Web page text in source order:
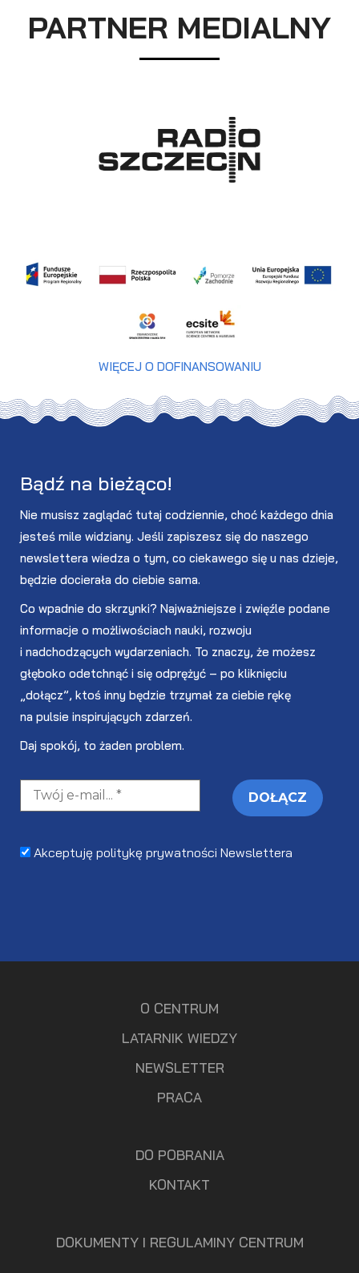
PARTNER MEDIALNY
WIĘCEJ O DOFINANSOWANIU
Bądź na bieżąco!
Nie musisz zaglądać tutaj codziennie, choć każdego dnia
jesteś mile widziany. Jeśli zapiszesz się do naszego
newslettera wiedza o tym, co ciekawego się u nas dzieje,
będzie docierała do ciebie sama.
Co wpadnie do skrzynki? Najważniejsze i zwięźle podane
informacje o możliwościach nauki, rozwoju
i nadchodzących wydarzeniach. To znaczy, że możesz
głęboko odetchnąć i się odprężyć – po kliknięciu
„dołącz”, ktoś inny będzie trzymał za ciebie rękę
na pulsie inspirujących zdarzeń.
Daj spokój, to żaden problem.
Akceptuję politykę prywatności Newslettera
O CENTRUM
LATARNIK WIEDZY
NEWSLETTER
PRACA
DO POBRANIA
KONTAKT
DOKUMENTY I REGULAMINY CENTRUM